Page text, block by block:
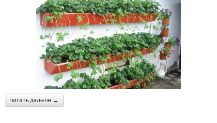
читать дальше →